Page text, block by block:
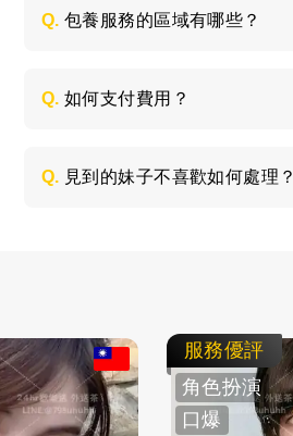
Q. 包養服務的區域有哪些？
Q. 如何支付費用？
Q. 見到的妹子不喜歡如何處理？
服務優評
角色扮演
口爆